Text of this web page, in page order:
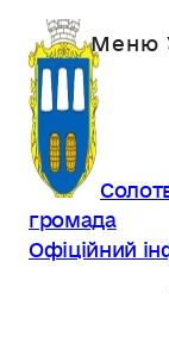
громада
Офіційний